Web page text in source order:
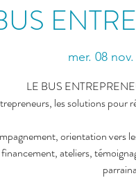
mer. 08 nov.
LE BUS
les solutions pour
orientation vers
ateliers,